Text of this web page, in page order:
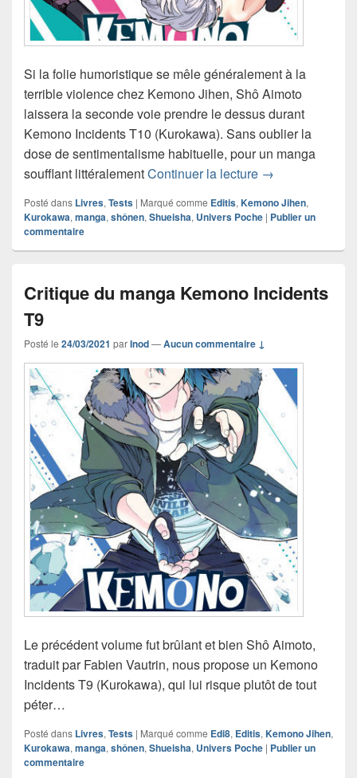
Si la folie humoristique se mêle généralement à la
terrible violence chez Kemono Jihen, Shô Aimoto
laissera la seconde voie prendre le dessus durant
Kemono Incidents T10 (Kurokawa). Sans oublier la
dose de sentimentalisme habituelle, pour un manga
soufflant littéralementContinuer la lecture Chronique
→
Posté dans Livres, Tests | Marqué comme Editis, Kemono Jihen,
Kurokawa, manga, shônen, Shueisha, Univers Poche | Publier un
commentaire
Critique du manga Kemono Incidents
T9
Posté le 24/03/2021 parInod—Aucun commentaire ↓
Le précédent volume fut brûlant et bien Shô Aimoto,
traduit par Fabien Vautrin, nous propose un Kemono
Incidents T9 (Kurokawa), qui lui risque plutôt de tout
péter…
Posté dans Livres, Tests | Marqué comme Edi8, Editis, Kemono Jihen,
Kurokawa, manga, shônen, Shueisha, Univers Poche | Publier un
commentaire